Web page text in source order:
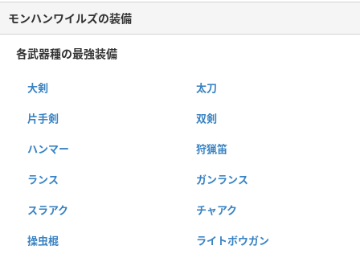
モンハンワイルズの装備
各武器種の最強装備
大剣 太刀
片手剣 双剣
ハンマー 狩猟笛
ランス ガンランス
スラアク チャアク
操虫棍 ライトボウガン